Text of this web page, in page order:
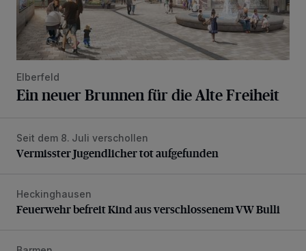
Elberfeld
Ein neuer Brunnen für die Alte Freiheit
Vermisster Jugendlicher tot aufgefunden
Seit dem 8. Juli verschollen
Vermisster Jugendlicher tot aufgefunden
Feuerwehr befreit Kind aus verschlossenem VW Bulli
Heckinghausen
Feuerwehr befreit Kind aus verschlossenem VW Bulli